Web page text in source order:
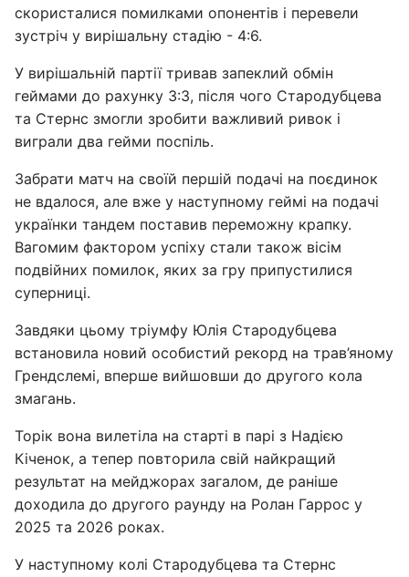
скористалися помилками опонентів і перевели
зустріч у вирішальну стадію - 4:6.
У вирішальній партії тривав запеклий обмін
геймами до рахунку 3:3, після чого Стародубцева
та Стернс змогли зробити важливий ривок і
виграли два гейми поспіль.
Забрати матч на своїй першій подачі на поєдинок
не вдалося, але вже у наступному геймі на подачі
українки тандем поставив переможну крапку.
Вагомим фактором успіху стали також вісім
подвійних помилок, яких за гру припустилися
суперниці.
Завдяки цьому тріумфу Юлія Стародубцева
встановила новий особистий рекорд на трав’яному
Грендслемі, вперше вийшовши до другого кола
змагань.
Торік вона вилетіла на старті в парі з Надією
Кіченок, а тепер повторила свій найкращий
результат на мейджорах загалом, де раніше
доходила до другого раунду на Ролан Гаррос у
2025 та 2026 роках.
У наступному колі Стародубцева та Стернс